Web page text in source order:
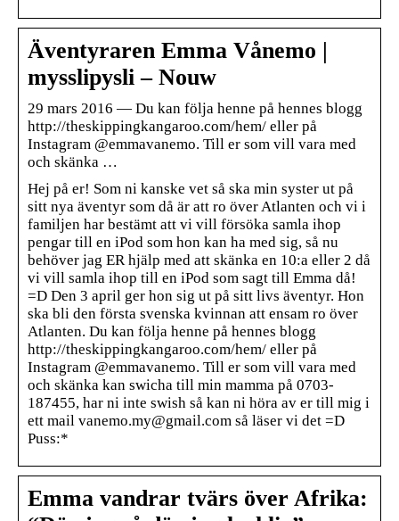
Äventyraren Emma Vånemo |
mysslipysli – Nouw
29 mars 2016 — Du kan följa henne på hennes blogg
http://theskippingkangaroo.com/hem/ eller på
Instagram @emmavanemo. Till er som vill vara med
och skänka …
Hej på er! Som ni kanske vet så ska min syster ut på
sitt nya äventyr som då är att ro över Atlanten och vi i
familjen har bestämt att vi vill försöka samla ihop
pengar till en iPod som hon kan ha med sig, så nu
behöver jag ER hjälp med att skänka en 10:a eller 2 då
vi vill samla ihop till en iPod som sagt till Emma då!
=D Den 3 april ger hon sig ut på sitt livs äventyr. Hon
ska bli den första svenska kvinnan att ensam ro över
Atlanten. Du kan följa henne på hennes blogg
http://theskippingkangaroo.com/hem/ eller på
Instagram @emmavanemo. Till er som vill vara med
och skänka kan swicha till min mamma på 0703-
187455, har ni inte swish så kan ni höra av er till mig i
ett mail vanemo.my@gmail.com så läser vi det =D
Puss:*
Emma vandrar tvärs över Afrika: